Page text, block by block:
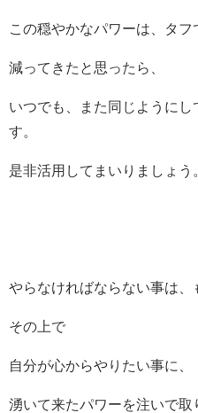
この穏やかなパワーは、タフ
減ってきたと思ったら、
いつでも、また同じようにし
す。
是非活用してまいりましょう
やらなければならない事は、
その上で
自分が心からやりたい事に、
湧いて来たパワーを注いで取